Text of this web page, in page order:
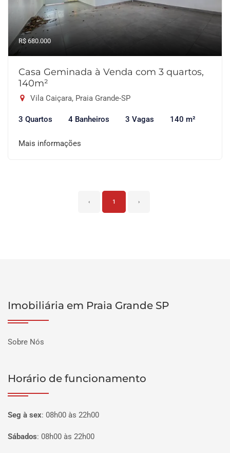
R$ 680.000
Casa Geminada à Venda com 3 quartos,
140m²
Vila Caiçara, Praia Grande-SP
3 Quartos 4 Banheiros 3 Vagas 140 m²
Mais informações
‹ 1 ›
Imobiliária em Praia Grande SP
Sobre Nós
Horário de funcionamento
Seg à sex: 08h00 às 22h00
Sábados: 08h00 às 22h00